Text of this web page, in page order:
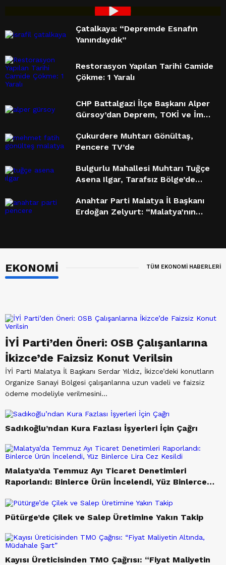
Enver Kiraz Pencere Tv Konuğu
Oldu
Çatalkaya: “Depremde Esnafın
Yanındaydık”
Restorasyon Yapılan Tarihi Camide
Çökme: 1 Yaralı
CHP Battalgazi İlçe Başkanı Alper
Gürsoy’dan Deprem, TOKİ ve İmar
Çukurdere Muhtarı Gönültaş,
Pencere TV’de
Bulgurlu Mahallesi Muhtarı Tuğçe
Asena Ilgar, Tarafsız Bölge’de
Doğalgaz”
Anahtar Parti Malatya İl Başkanı
Erdoğan Zelyurt: “Malatya’nın
Pencere Tv’nin Konuğu Ahmet
Koray Karcı Pencere TV’de
MAGİNDER Başkanı Salih
Karademir Pencere Tv’nin Konuğu
Oldu
Pencere Tv’nin Konuğu Nedim
Türk Oldu
Pencere TV’nin Konuğu Yerli ve
Milli Parti Malatya İl Başkanı
Ahmet Turan Yalçın Oldu
Ölmeztoprak Oldu
EKONOMİ TÜM EKONOMİ HABERLERİ
İYİ Parti’den Öneri: OSB Çalışanlarına
İkizce’de Faizsiz Konut Verilsin
İYİ Parti Malatya İl Başkanı Serdar Yıldız, İkizce’deki konutların
Organize Sanayi Bölgesi çalışanlarına uzun vadeli ve faizsiz
ödeme modeliyle verilmesini...
Sadıkoğlu’ndan Kura Fazlası İşyerleri İçin Çağrı
Malatya’da Temmuz Ayı Ticaret Denetimleri
Raporlandı: Binlerce Ürün İncelendi, Yüz Binlerce
Pütürge’de Çilek ve Salep Üretimine Yakın Takip
Kayısı Üreticisinden TMO Çağrısı: “Fiyat Maliyetin